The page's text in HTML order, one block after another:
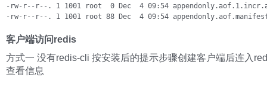
-rw-r--r--. 1 1001 root  0 Dec  4 09:54
-rw-r--r--. 1 1001 root 88 Dec  4 09:54
客户端访问redis
方式一 没有redis-cli 按安装后的提示步骤创建客户端后连入
查看信息